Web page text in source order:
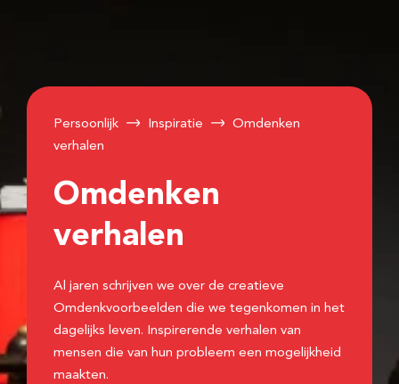
Persoonlijk Inspiratie
Omdenken
verhalen
Omdenken
verhalen
Al jaren schrijven we over de creatieve
Omdenkvoorbeelden die we tegenkomen in het
dagelijks leven. Inspirerende verhalen van
mensen die van hun probleem een mogelijkheid
maakten.